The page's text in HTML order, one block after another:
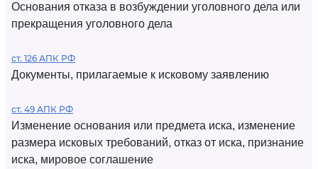
Основания отказа в возбуждении уголовного дела или
прекращения уголовного дела
ст. 126 АПК РФ
Документы, прилагаемые к исковому заявлению
ст. 49 АПК РФ
Изменение основания или предмета иска, изменение
размера исковых требований, отказ от иска, признание
иска, мировое соглашение